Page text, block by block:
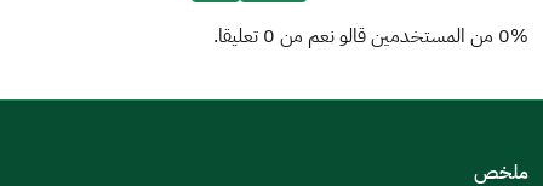
0% من المستخدمين قالو نعم من 0 تعليقا.
مكتوبة بشكل جيدملخص